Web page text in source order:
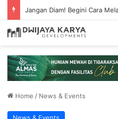
Home / News & Events